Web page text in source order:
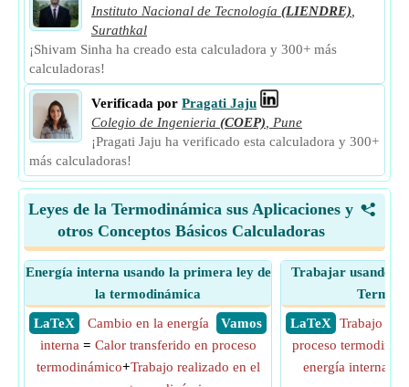
Instituto Nacional de Tecnología (LIENDRE)
Surathkal
¡Shivam Sinha ha creado esta calculadora y 300+ más
calculadoras!
Verificada por Pragati Jaju
Colegio de Ingenieria (COEP)
Pune
¡Pragati Jaju ha verificado esta calculadora y 300+
más calculadoras!
<
Leyes de la Termodinámica sus Aplicaciones y
otros Conceptos Básicos Calculadoras
Energía interna usando la primera ley de
la termodinámica
​ LaTeX
​ Vamos
Cambio en la energía
interna = Calor transferido en proceso
termodinámico+Trabajo realizado en el
Trabajar usando
​ LaTeX
Trabajo
proceso
energía interna